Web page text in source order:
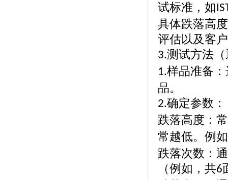
试标准，如
具体跌落高
评估以及客
3.测试方法
1.样品准备
品。
2.确定参数：
跌落高度：
常越低。例
跌落次数：
（例如，共6